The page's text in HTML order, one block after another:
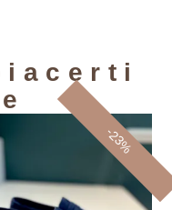
-23%